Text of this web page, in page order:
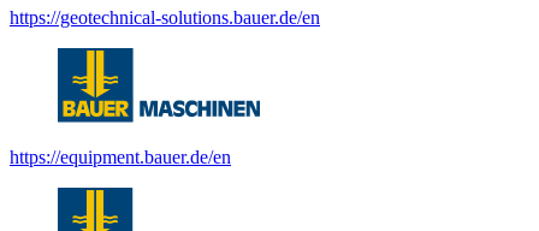
https://geotechnical-solutions.bauer.de/en
https://equipment.bauer.de/en